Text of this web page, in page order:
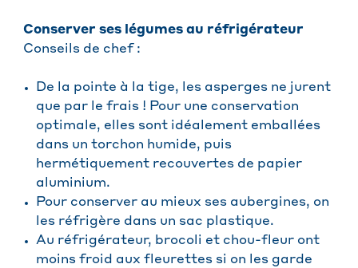
Conserver ses légumes au réfrigérateur
Conseils de chef :
De la pointe à la tige, les asperges ne jurent
que par le frais ! Pour une conservation
optimale, elles sont idéalement emballées
dans un torchon humide, puis
hermétiquement recouvertes de papier
aluminium.
Pour conserver au mieux ses aubergines, on
les réfrigère dans un sac plastique.
Au réfrigérateur, brocoli et chou-fleur ont
moins froid aux fleurettes si on les garde